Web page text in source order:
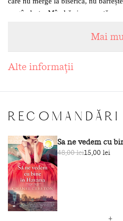
ce gândește. Mândră și rezervată, ea
înscrie la examenul pentru postul de
Timp de mai bine de douăzeci de
Anna aduce scrisori de la tinerii
ilustrate de la emigranți și misive de
în Lizzanello.
O poveste emoționantă despre curaj
dar și despre doi frați inseparabili
aceeași femeie.
„Un excelent roman despre
epocă, plin de profunzime și
Mai
Alte informații
RECOMANDĂRI
Sa ne vedem cu
48,00 lei15,00 lei